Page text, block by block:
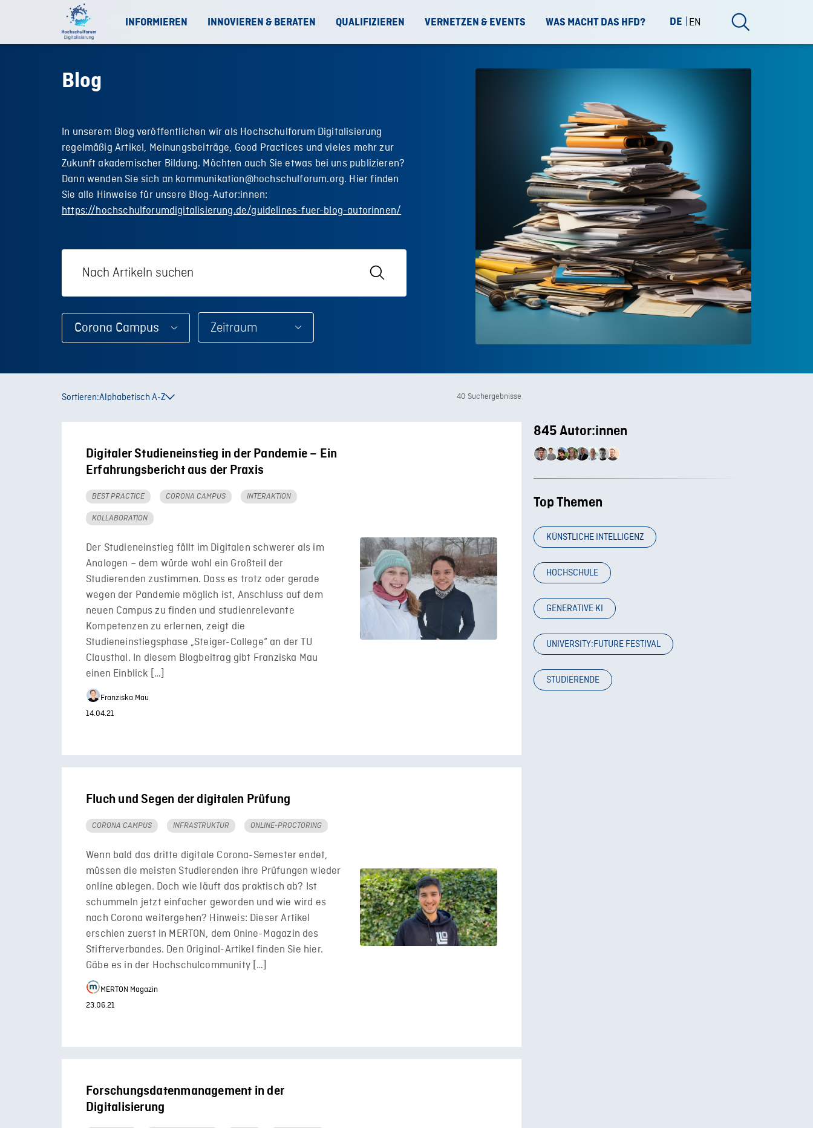
INFORMIEREN INNOVIEREN & BERATEN QUALIFIZIEREN VERNETZEN & EVENTS WAS MACHT DAS HFD? DE EN
Blog
In unserem Blog veröffentlichen wir als Hochschulforum Digitalisierung
regelmäßig Artikel, Meinungsbeiträge, Good Practices und vieles mehr zur
Zukunft akademischer Bildung. Möchten auch Sie etwas bei uns publizieren?
Dann wenden Sie sich an kommunikation@hochschulforum.org. Hier finden
Sie alle Hinweise für unsere Blog-Autor:innen:
https://hochschulforumdigitalisierung.de/guidelines-fuer-blog-autorinnen/
Corona Campus
Sortieren:Alphabetisch A-Z 40 Suchergebnisse
Digitaler Studieneinstieg in der Pandemie – Ein
Erfahrungsbericht aus der Praxis
BEST PRACTICE CORONA CAMPUS INTERAKTION
KOLLABORATION
Der Studieneinstieg fällt im Digitalen schwerer als im
Analogen – dem würde wohl ein Großteil der
Studierenden zustimmen. Dass es trotz oder gerade
wegen der Pandemie möglich ist, Anschluss auf dem
neuen Campus zu finden und studienrelevante
Kompetenzen zu erlernen, zeigt die
Studieneinstiegsphase „Steiger-College“ an der TU
Clausthal. In diesem Blogbeitrag gibt Franziska Mau
einen Einblick […]
Franziska Mau
14.04.21
Fluch und Segen der digitalen Prüfung
CORONA CAMPUS INFRASTRUKTUR ONLINE-PROCTORING
Wenn bald das dritte digitale Corona-Semester endet,
müssen die meisten Studierenden ihre Prüfungen wieder
online ablegen. Doch wie läuft das praktisch ab? Ist
schummeln jetzt einfacher geworden und wie wird es
nach Corona weitergehen? Hinweis: Dieser Artikel
erschien zuerst in MERTON, dem Onine-Magazin des
Stifterverbandes. Den Original-Artikel finden Sie hier.
Gäbe es in der Hochschulcommunity […]
MERTON Magazin
23.06.21
Forschungsdatenmanagement in der
Digitalisierung
845 Autor:innen
Top Themen
KÜNSTLICHE INTELLIGENZ
HOCHSCHULE
GENERATIVE KI
UNIVERSITY:FUTURE FESTIVAL
STUDIERENDE